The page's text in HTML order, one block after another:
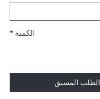
الكمية *
الطلب المسبق